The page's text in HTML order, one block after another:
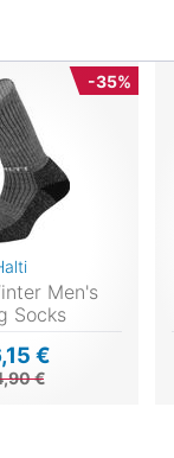
-35%
Men's
Socks
€
€